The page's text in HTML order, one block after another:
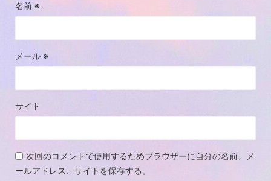
名前 ※
メール ※
サイト
次回のコメントで使用するためブラウザーに自分の名前、メ
ールアドレス、サイトを保存する。